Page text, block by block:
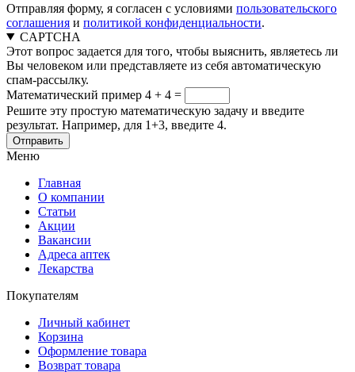
Отправляя форму, я согласен с условиями пользовательского
соглашения и политикой конфиденциальности.
CAPTCHA
Этот вопрос задается для того, чтобы выяснить, являетесь ли
Вы человеком или представляете из себя автоматическую
спам-рассылку.
Математический пример 4 + 4 =
Решите эту простую математическую задачу и введите
результат. Например, для 1+3, введите 4.
Меню
Главная
О компании
Статьи
Акции
Вакансии
Адреса аптек
Лекарства
Покупателям
Личный кабинет
Корзина
Оформление товара
Возврат товара